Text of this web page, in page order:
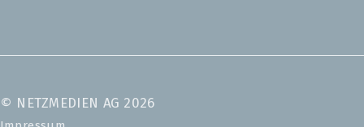
© NETZMEDIEN AG 2026